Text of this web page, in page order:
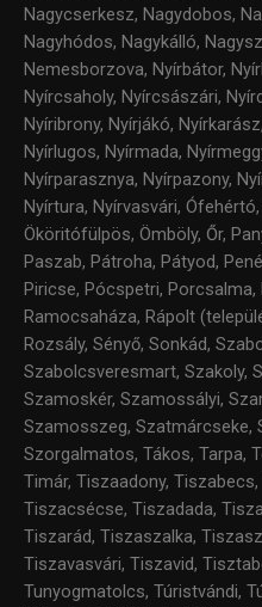
Nagycserkesz, Nagydobos,
Nagyhódos, Nagykálló,
Nemesborzova, Nyírbátor,
Nyírcsaholy, Nyírcsászári,
Nyíribrony, Nyírjákó,
Nyírlugos, Nyírmada,
Nyírparasznya, Nyírpazony,
Nyírtura, Nyírvasvári,
Ököritófülpös, Ömböly, Őr,
Paszab, Pátroha, Pátyod,
Piricse, Pócspetri,
Ramocsaháza, Rápolt
Rozsály, Sényő, Sonkád,
Szabolcsveresmart, Szakoly,
Szamoskér, Szamossályi,
Szamosszeg, Szatmárcseke,
Szorgalmatos, Tákos, Tarpa,
Timár, Tiszaadony,
Tiszacsécse, Tiszadada,
Tiszarád, Tiszaszalka,
Tiszavasvári, Tiszavid,
Tunyogmatolcs, Túristvándi,